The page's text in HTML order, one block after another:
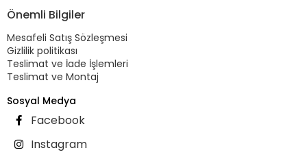
Önemli Bilgiler
Mesafeli Satış Sözleşmesi
Gizlilik politikası
Teslimat ve İade İşlemleri
Teslimat ve Montaj
Sosyal Medya
Facebook
Instagram